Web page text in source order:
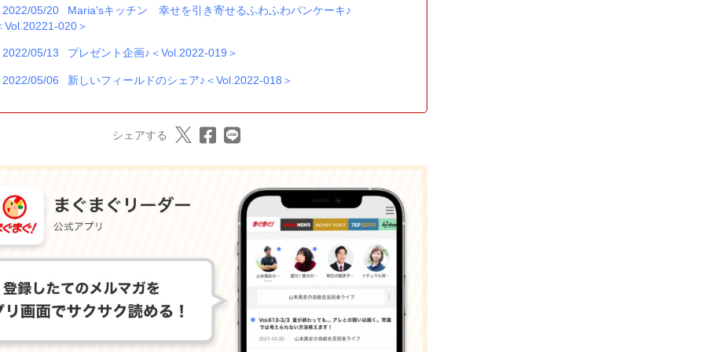
2022/05/20
Maria'sキッチン 幸せを引き寄せるふわふわパンケーキ♪
Vol.20221-020＞
2022/05/13 プレゼント企画♪＜Vol.2022-019＞
2022/05/06 新しいフィールドのシェア♪＜Vol.2022-018＞
シェアする